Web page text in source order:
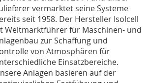
vermarktet seine Systeme
seit 1958. Der Hersteller Isolcell
Weltmarktführer für Maschinen- und
zur Schaffung und
von Atmosphären für
Einsatzbereiche.
Anlagen basieren auf der